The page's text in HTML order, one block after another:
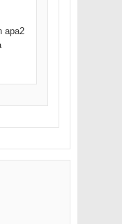
apa2